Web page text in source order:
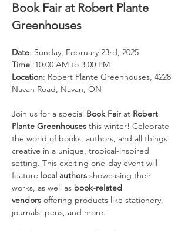
Book Fair at Robert Plante
Greenhouses
Date: Sunday, February 23rd, 2025
Time: 10:00 AM to 3:00 PM
Location: Robert Plante Greenhouses, 4228
Navan Road, Navan, ON
Join us for a special Book Fair at Robert
Plante Greenhouses this winter! Celebrate
the world of books, authors, and all things
creative in a unique, tropical-inspired
setting. This exciting one-day event will
feature local authors showcasing their
works, as well as book-related
vendors offering products like stationery,
journals, pens, and more.